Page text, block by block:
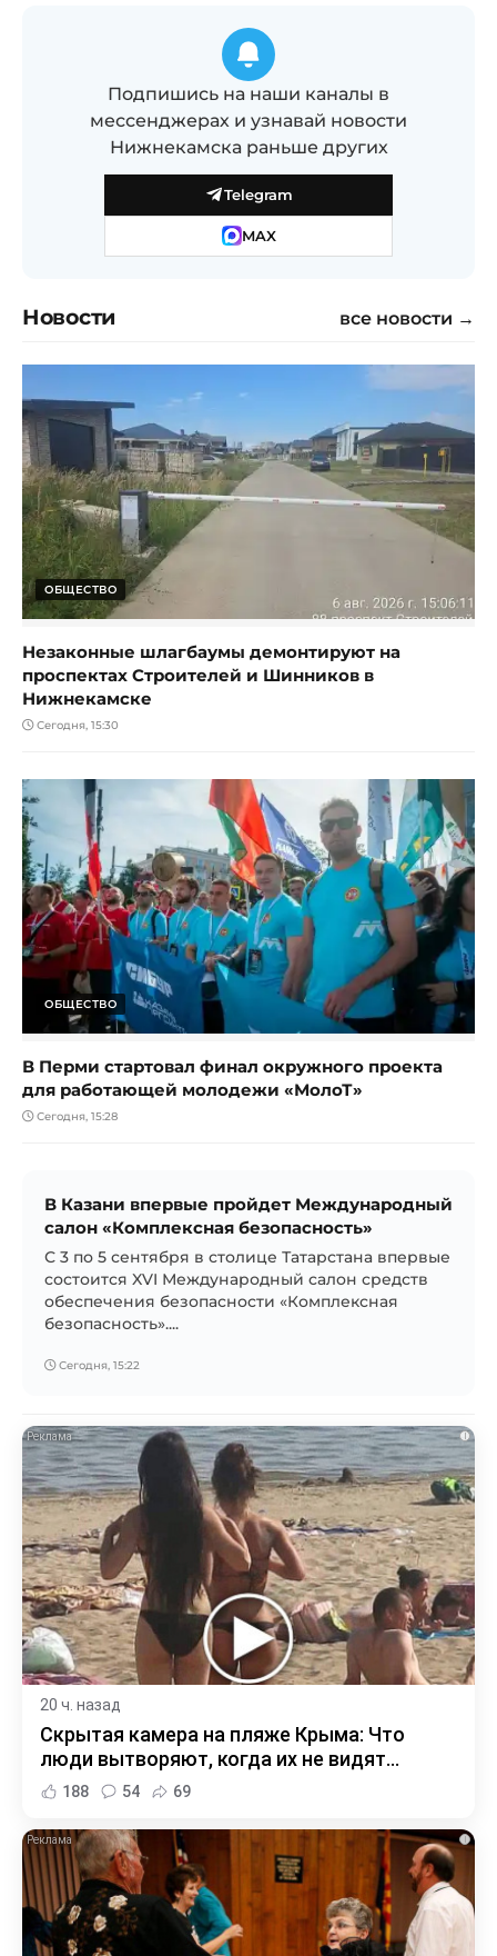
Подпишись на наши каналы в
мессенджерах и узнавай новости
Нижнекамска раньше других
Telegram
MAX
Новости все новости →
ОБЩЕСТВО
Незаконные шлагбаумы демонтируют на
проспектах Строителей и Шинников в
Нижнекамске
Сегодня, 15:30
ОБЩЕСТВО
В Перми стартовал финал окружного проекта
для работающей молодежи «МолоТ»
Сегодня, 15:28
В Казани впервые пройдет Международный
салон «Комплексная безопасность»
С 3 по 5 сентября в столице Татарстана впервые
состоится XVI Международный салон средств
обеспечения безопасности «Комплексная
безопасность»....
Сегодня, 15:22
i
20 ч. назад
Скрытая камера на пляже Крыма: Что
люди вытворяют, когда их не видят...
188 54 69
i